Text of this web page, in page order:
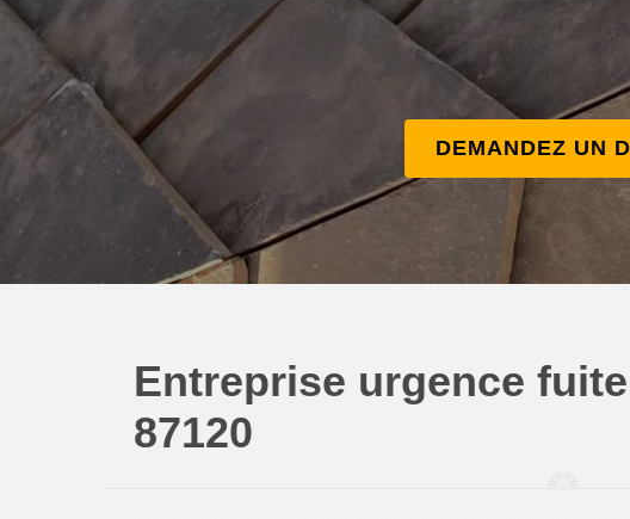
DEMANDEZ UN
Entreprise urgence
87120